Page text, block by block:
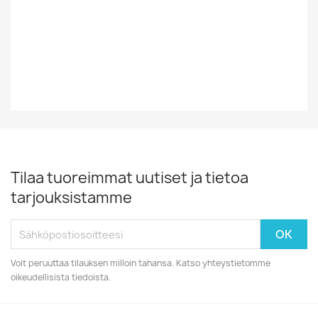
Tilaa tuoreimmat uutiset ja tietoa
tarjouksistamme
Voit peruuttaa tilauksen milloin tahansa. Katso yhteystietomme
oikeudellisista tiedoista.